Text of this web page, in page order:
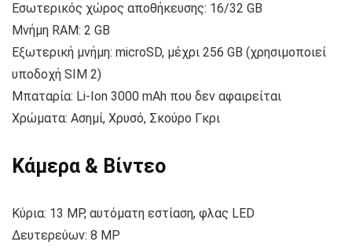
Εσωτερικός χώρος αποθήκευσης: 16/32 GB
Μνήμη RAM: 2 GB
Εξωτερική μνήμη: microSD, μέχρι 256 GB (χρησιμοποιεί
υποδοχή SIM 2)
Μπαταρία: Li-Ion 3000 mAh που δεν αφαιρείται
Χρώματα: Ασημί, Χρυσό, Σκούρο Γκρι
Κάμερα & Βίντεο
Κύρια: 13 MP, αυτόματη εστίαση, φλας LED
Δευτερεύων: 8 MP